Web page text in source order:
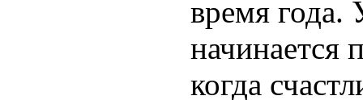
время года.
начинается
когда